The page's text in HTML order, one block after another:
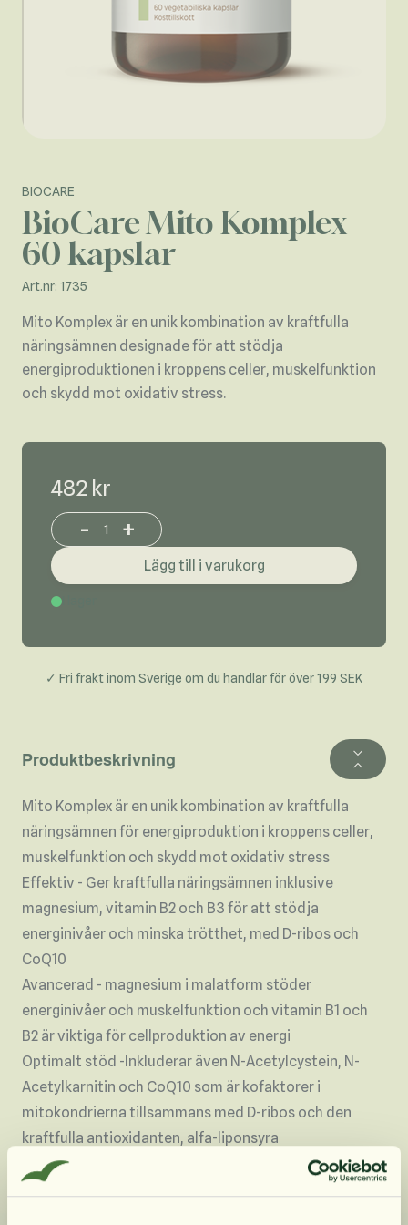
BIOCARE
BioCare Mito Komplex
60 kapslar
Art.nr: 1735
Mito Komplex är en unik kombination av kraftfulla
näringsämnen designade för att stödja
energiproduktionen i kroppens celler, muskelfunktion
och skydd mot oxidativ stress.
482 kr
Increase or decrease product quantity
- +
Lägg till i varukorg
✓ Fri frakt inom Sverige om du handlar för över 199 SEK
Produktbeskrivning
Mito Komplex är en unik kombination av kraftfulla
näringsämnen för energiproduktion i kroppens celler,
muskelfunktion och skydd mot oxidativ stress
Effektiv - Ger kraftfulla näringsämnen inklusive
magnesium, vitamin B2 och B3 för att stödja
energinivåer och minska trötthet, med D-ribos och
CoQ10
Avancerad - magnesium i malatform stöder
energinivåer och muskelfunktion och vitamin B1 och
B2 är viktiga för cellproduktion av energi
Optimalt stöd -Inkluderar även N-Acetylcystein, N-
Acetylkarnitin och CoQ10 som är kofaktorer i
mitokondrierna tillsammans med D-ribos och den
kraftfulla antioxidanten, alfa-liponsyra
Synergistisk formulering - särskilt utvald blandning av
näringsämnen för att stödja energi, särskilt om du har